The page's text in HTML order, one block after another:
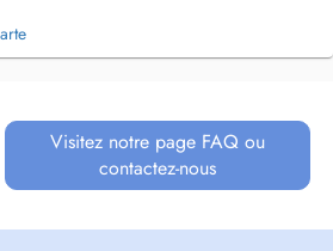
Visitez notre page FAQ ou
contactez-nous